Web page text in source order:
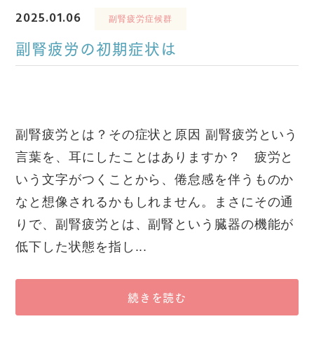
2025.01.06 副腎疲労症候群
副腎疲労の初期症状は
副腎疲労とは？その症状と原因 副腎疲労という
言葉を、耳にしたことはありますか？ 疲労と
いう文字がつくことから、倦怠感を伴うものか
なと想像されるかもしれません。まさにその通
りで、副腎疲労とは、副腎という臓器の機能が
低下した状態を指し...
続きを読む